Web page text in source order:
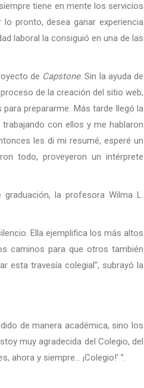
tiene en mente los servicios
pronto, desea ganar experiencia
laboral la consiguió en una de las
de Capstone. Sin la ayuda de
de la creación del sitio web,
prepararme. Más tarde llegó la
con ellos y me hablaron
les di mi resumé, esperé un
todo, proveyeron un intérprete
la profesora Wilma L.
Ella ejemplifica los más altos
caminos para que otros también
esta travesía colegial”, subrayó la
de manera académica, sino los
muy agradecida del Colegio, del
ahora y siempre… ¡Colegio!’ ”.